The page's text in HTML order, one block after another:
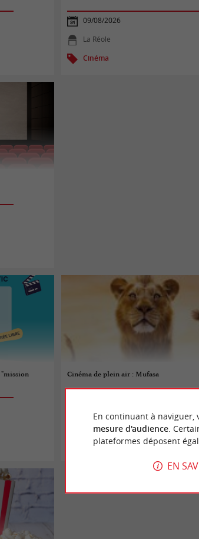
09/08/2026
La Réole
Cinéma
Cinéma de plein air : Mufasa
Audenge
Cinéma
En continuant à naviguer,
mesure d'audience.
plateformes déposent
EN